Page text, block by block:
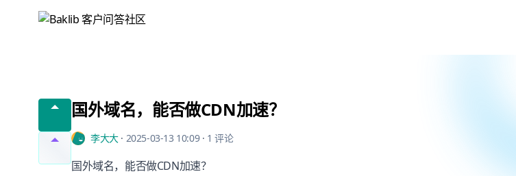
国外域名，能否做CDN加速？
李大大· 2025-03-13 10:09· 1 评论
国外域名，能否做CDN加速？